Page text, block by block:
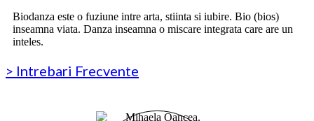
Biodanza este o fuziune intre arta, stiinta si iubire. Bio (bios)
inseamna viata. Danza inseamna o miscare integrata care are un
inteles.
> Intrebari Frecvente